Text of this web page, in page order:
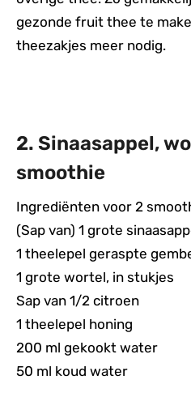
gezonde fruit thee te
theezakjes meer nodig.
2. Sinaasappel,
smoothie
Ingrediënten voor 2
(Sap van) 1 grote
1 theelepel geraspte
1 grote wortel, in stukjes
Sap van 1/2 citroen
1 theelepel honing
200 ml gekookt water
50 ml koud water